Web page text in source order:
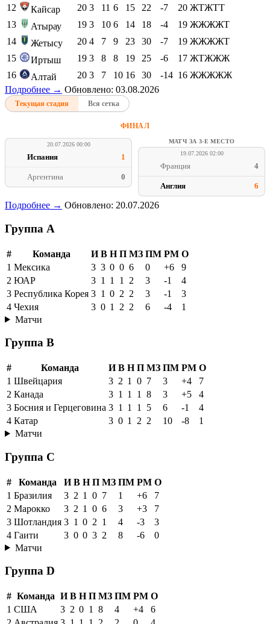
12
Кайсар 20 3 11 6 15 22 -7 20 ЖТЖТТ
13
Атырау 19 3 10 6 14 18 -4 19 ЖЖЖЖТ
14
Жетысу 20 4 7 9 23 30 -7 19 ЖЖЖЖТ
15
Иртыш 19 3 8 8 19 25 -6 17 ЖТЖЖЖ
16
Алтай 20 3 7 10 16 30 -14 16 ЖЖЖЖЖ
Подробнее → Обновлено: 03.08.2026
Текущая стадия Вся сетка
ФИНАЛ
20.07.2026 00:00
Испания 1
Аргентина 0
МАТЧ ЗА 3-Е МЕСТО
19.07.2026 02:00
Франция 4
Англия 6
Подробнее → Обновлено: 20.07.2026
Группа A
# Команда И В Н П МЗ ПМ РМ О
1 Мексика 3 3 0 0 6 0 +6
9
2 ЮАР 3 1 1 1 2 3 -1
4
3 Республика Корея 3 1 0 2 2 3 -1
3
4 Чехия 3 0 1 2 2 6 -4
1
Матчи
Группа B
# Команда И В Н П МЗ ПМ РМ О
1 Швейцария 3 2 1 0 7 3 +4
7
2 Канада 3 1 1 1 8 3 +5
4
3 Босния и Герцеговина 3 1 1 1 5 6 -1
4
4 Катар 3 0 1 2 2 10 -8
1
Матчи
Группа C
# Команда И В Н П МЗ ПМ РМ О
1 Бразилия 3 2 1 0 7 1 +6
7
2 Марокко 3 2 1 0 6 3 +3
7
3 Шотландия 3 1 0 2 1 4 -3
3
4 Гаити 3 0 0 3 2 8 -6
0
Матчи
Группа D
# Команда И В Н П МЗ ПМ РМ О
1 США 3 2 0 1 8 4 +4
6